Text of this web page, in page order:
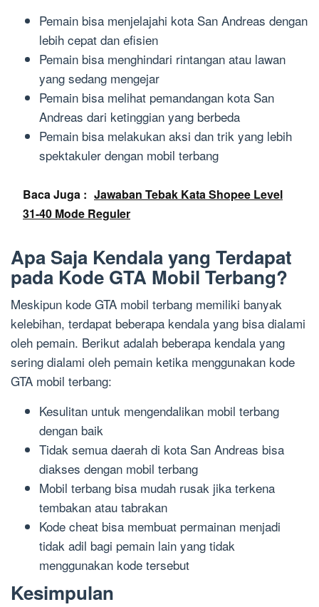
Pemain bisa menjelajahi kota San Andreas dengan
lebih cepat dan efisien
Pemain bisa menghindari rintangan atau lawan
yang sedang mengejar
Pemain bisa melihat pemandangan kota San
Andreas dari ketinggian yang berbeda
Pemain bisa melakukan aksi dan trik yang lebih
spektakuler dengan mobil terbang
Baca Juga : Jawaban Tebak Kata Shopee Level
31-40 Mode Reguler
Apa Saja Kendala yang Terdapat
pada Kode GTA Mobil Terbang?
Meskipun kode GTA mobil terbang memiliki banyak
kelebihan, terdapat beberapa kendala yang bisa dialami
oleh pemain. Berikut adalah beberapa kendala yang
sering dialami oleh pemain ketika menggunakan kode
GTA mobil terbang:
Kesulitan untuk mengendalikan mobil terbang
dengan baik
Tidak semua daerah di kota San Andreas bisa
diakses dengan mobil terbang
Mobil terbang bisa mudah rusak jika terkena
tembakan atau tabrakan
Kode cheat bisa membuat permainan menjadi
tidak adil bagi pemain lain yang tidak
menggunakan kode tersebut
Kesimpulan